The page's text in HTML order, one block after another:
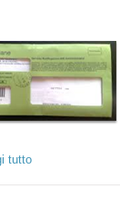
tutto